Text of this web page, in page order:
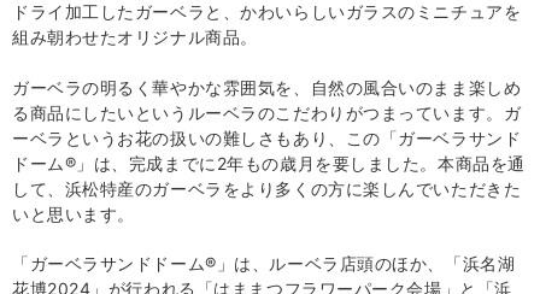
ドライ加工したガーベラと、かわいらしいガラスのミニチュアを
組み朝わせたオリジナル商品。
ガーベラの明るく華やかな雰囲気を、自然の風合いのまま楽しめ
る商品にしたいというルーベラのこだわりがつまっています。ガ
ーベラというお花の扱いの難しさもあり、この「ガーベラサンド
ドーム® 」は、完成までに2年もの歳月を要しました。本商品を通
して、浜松特産のガーベラをより多くの方に楽しんでいただきた
いと思います。
「ガーベラサンドドーム® 」は、ルーベラ店頭のほか、「浜名湖
花博2024 」が行われる「はままつフラワーパーク会場」と「浜